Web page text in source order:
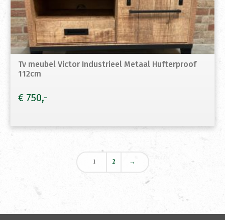
Tv meubel Victor Industrieel Metaal Hufterproof
112cm
€ 750
1 2 →